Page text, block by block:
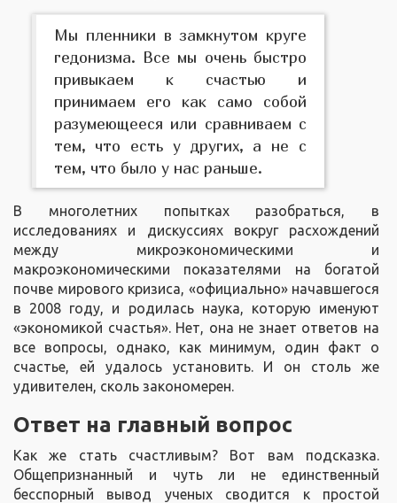
Мы пленники в замкнутом круге
гедонизма. Все мы очень быстро
привыкаем к счастью и
принимаем его как само собой
разумеющееся или сравниваем с
тем, что есть у других, а не с
тем, что было у нас раньше.
В многолетних попытках разобраться, в
исследованиях и дискуссиях вокруг расхождений
между микроэкономическими и
макроэкономическими показателями на богатой
почве мирового кризиса, «официально» начавшегося
в 2008 году, и родилась наука, которую именуют
«экономикой счастья». Нет, она не знает ответов на
все вопросы, однако, как минимум, один факт о
счастье, ей удалось установить. И он столь же
удивителен, сколь закономерен.
Ответ на главный вопрос
Как же стать счастливым? Вот вам подсказка.
Общепризнанный и чуть ли не единственный
бесспорный вывод ученых сводится к простой